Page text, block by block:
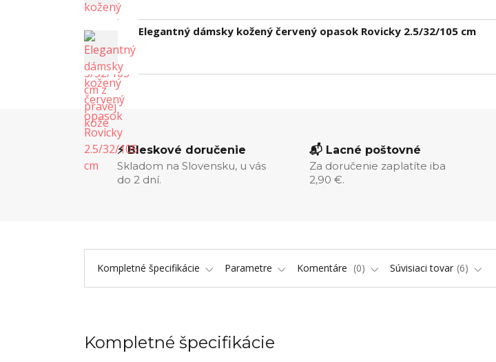
Elegantný dámsky kožený červený opasok Rovicky 2.5/32/105 cm
⚡ Bleskové doručenie
Skladom na Slovensku, u vás
do 2 dní.
📬 Lacné poštovné
Za doručenie zaplatíte iba
2,90 €.
Kompletné špecifikácie Parametre Komentáre 0 Súvisiaci tovar 6
Kompletné špecifikácie